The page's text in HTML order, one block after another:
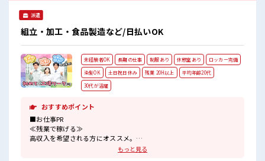
派遣
組立・加工・食品製造など/日払いOK
未経験者OK 長期の仕事 制服あり 休憩室あり
ロッカー完備
染髪OK
土日祝日休み 残業 20H以上
平均年齢20代
30代が活躍
おすすめポイント
■お仕事PR
≪残業で稼げる≫
高収入を希望される方にオススメ。
残業は月20時間以上あります♪もっと見る